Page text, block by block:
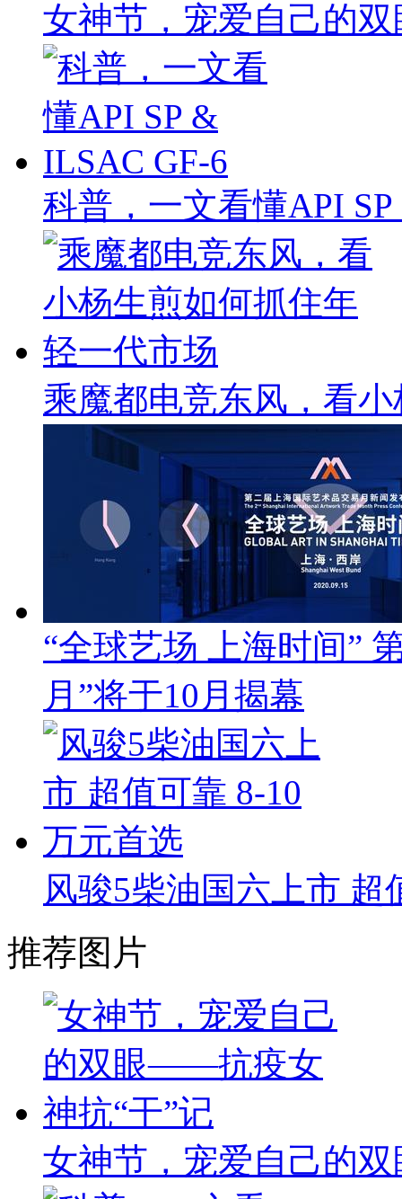
女神节，宠爱自己的
科普，一文看懂API
乘魔都电竞东风，看
“全球艺场 上海时间”
月”将于10月揭幕
风骏5柴油国六上市 超
推荐图片
女神节，宠爱自己的